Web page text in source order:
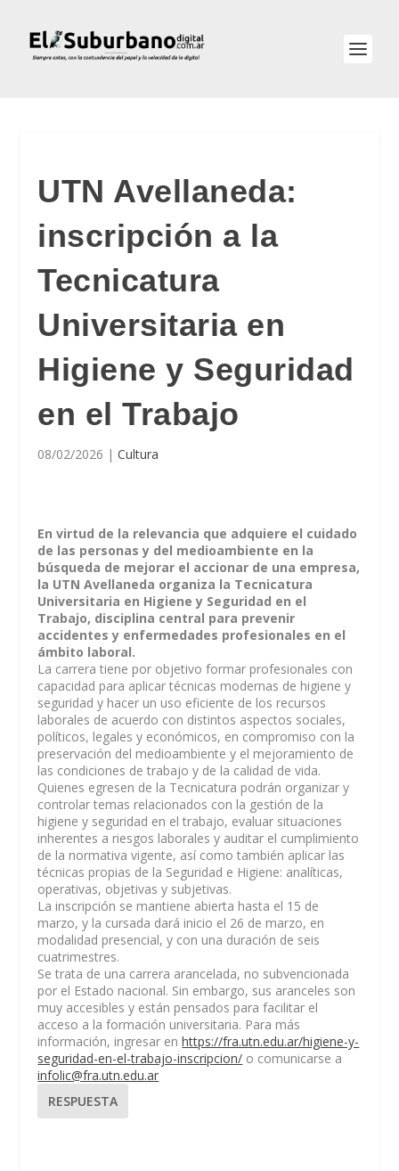
UTN Avellaneda:
inscripción a la
Tecnicatura
Universitaria en
Higiene y Seguridad
en el Trabajo
08/02/2026 |Cultura
En virtud de la relevancia que adquiere el cuidado
de las personas y del medioambiente en la
búsqueda de mejorar el accionar de una empresa,
la UTN Avellaneda organiza la Tecnicatura
Universitaria en Higiene y Seguridad en el
Trabajo, disciplina central para prevenir
accidentes y enfermedades profesionales en el
ámbito laboral.
La carrera tiene por objetivo formar profesionales con
capacidad para aplicar técnicas modernas de higiene y
seguridad y hacer un uso eficiente de los recursos
laborales de acuerdo con distintos aspectos sociales,
políticos, legales y económicos, en compromiso con la
preservación del medioambiente y el mejoramiento de
las condiciones de trabajo y de la calidad de vida.
Quienes egresen de la Tecnicatura podrán organizar y
controlar temas relacionados con la gestión de la
higiene y seguridad en el trabajo, evaluar situaciones
inherentes a riesgos laborales y auditar el cumplimiento
de la normativa vigente, así como también aplicar las
técnicas propias de la Seguridad e Higiene: analíticas,
operativas, objetivas y subjetivas.
La inscripción se mantiene abierta hasta el 15 de
marzo, y la cursada dará inicio el 26 de marzo, en
modalidad presencial, y con una duración de seis
cuatrimestres.
Se trata de una carrera arancelada, no subvencionada
por el Estado nacional. Sin embargo, sus aranceles son
muy accesibles y están pensados para facilitar el
acceso a la formación universitaria. Para más
información, ingresar enhttps://fra.utn.edu.ar/higiene-y-
seguridad-en-el-trabajo-inscripcion/ o comunicarse a
infolic@fra.utn.edu.ar
RESPUESTA